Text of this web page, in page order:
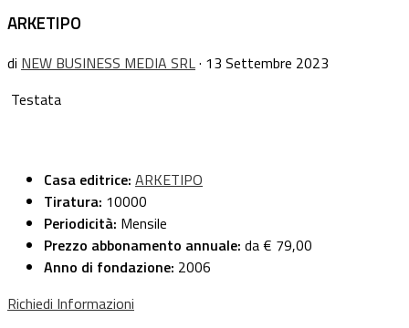
ARKETIPO
di NEW BUSINESS MEDIA SRL· 13 Settembre 2023
Testata
Casa editrice: ARKETIPO
Tiratura: 10000
Periodicità: Mensile
Prezzo abbonamento annuale: da € 79,00
Anno di fondazione: 2006
Richiedi Informazioni